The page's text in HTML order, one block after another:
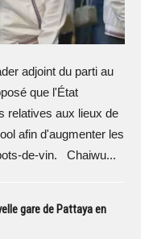
adjoint du parti au
que l'État
relatives aux lieux de
afin d'augmenter les
de-vin. Chaiwu...
gare de Pattaya en